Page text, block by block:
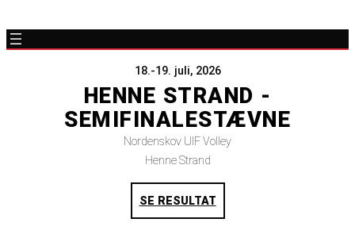
18.-19. juli, 2026
HENNE STRAND -
SEMIFINALESTÆVNE
Nordenskov UIF Volley
Henne Strand
SE RESULTAT